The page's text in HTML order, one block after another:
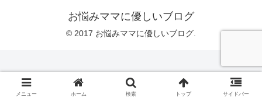
お悩みママに優しいブログ
© 2017 お悩みママに優しいブログ.
メニュー ホーム 検索 トップ サイドバー